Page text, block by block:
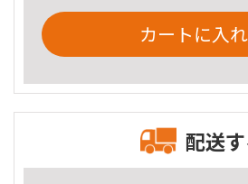
カートに入
配送